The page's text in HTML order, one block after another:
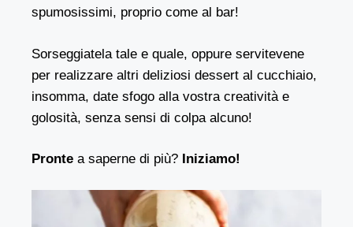
spumosissimi, proprio come al bar!
Sorseggiatela tale e quale, oppure servitevene
per realizzare altri deliziosi dessert al cucchiaio,
insomma, date sfogo alla vostra creatività e
golosità, senza sensi di colpa alcuno!
Pronte a saperne di più? Iniziamo!